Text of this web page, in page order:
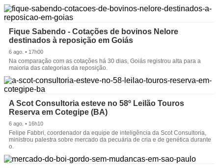
Fique Sabendo - Cotações de bovinos Nelore
destinados à reposição em Goiás
6 ago. • 17h00
Na comparação com as cotações há 30 dias, Goiás registrou alta para a
maioria das categorias da reposição.
A Scot Consultoria esteve no 58º Leilão Touros
Reserva em Cotegipe (BA)
6 ago. • 16h10
Felipe Fabbri, coordenador da equipe de inteligência da Scot Consultoria,
ministrou palestra sobre mercado da pecuária de cria e de genética durante
o.